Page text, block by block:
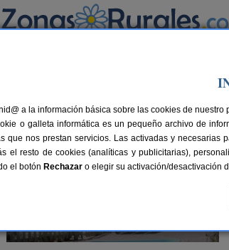
> La Colonia Sedó
Casas Rurales cerca de La
a la información básica sobre las cookies de nuestro
o galleta informática es un pequeño archivo de
que nos prestan servicios. Las activadas y necesarias
el resto de cookies (analíticas y publicitarias),
el botón Rechazar o elegir su activación/desactivación